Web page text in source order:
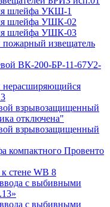
шлейфа УКШ-1
шлейфа УШК-02
шлейфа УШК-03
извещатель
ВК-200-БР-11-67У2-
нерасширяющийся
взрывозащищенный
отключена"
взрывозащищенный
компактного Провенто
стене WB 8
с выбивными
с выбивными